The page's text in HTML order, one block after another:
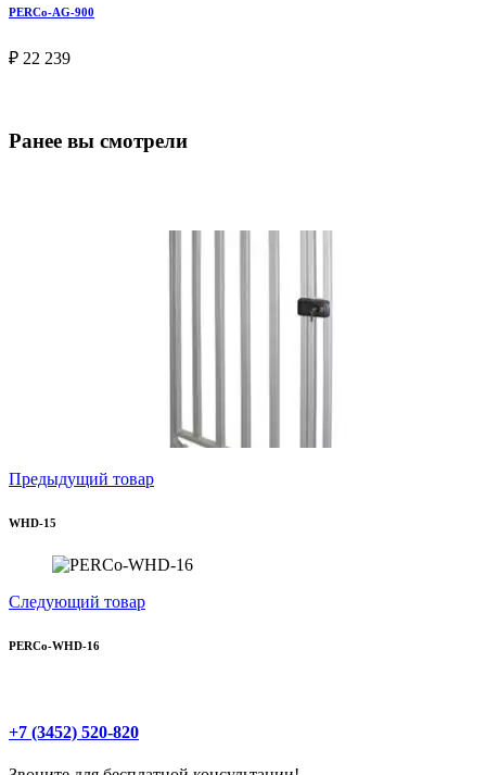
PERCo-AG-900
₽ 22 239
Ранее вы смотрели
Предыдущий товар
WHD-15
Следующий товар
PERCo-WHD-16
+7 (3452) 520-820